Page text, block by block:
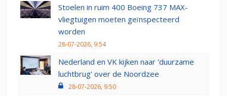
Stoelen in ruim 400 Boeing 737 MAX-
vliegtuigen moeten geïnspecteerd
worden
28-07-2026, 9:54
Nederland en VK kijken naar 'duurzame
luchtbrug' over de Noordzee
28-07-2026, 9:50